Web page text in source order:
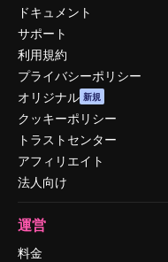
ドキュメント
サポート
利用規約
プライバシーポリシー
オリジナル 新規
クッキーポリシー
トラストセンター
アフィリエイト
法人向け
運営
料金